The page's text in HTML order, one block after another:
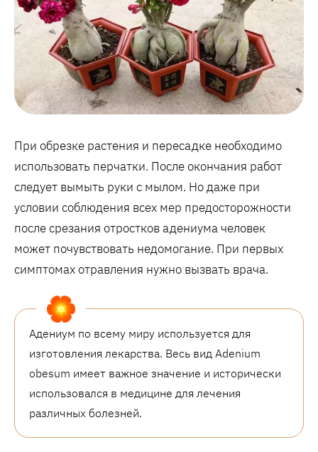
При обрезке растения и пересадке необходимо
использовать перчатки. После окончания работ
следует вымыть руки с мылом. Но даже при
условии соблюдения всех мер предосторожности
после срезания отростков адениума человек
может почувствовать недомогание. При первых
симптомах отравления нужно вызвать врача.
Адениум по всему миру используется для
изготовления лекарства. Весь вид Adenium
obesum имеет важное значение и исторически
использовался в медицине для лечения
различных болезней.